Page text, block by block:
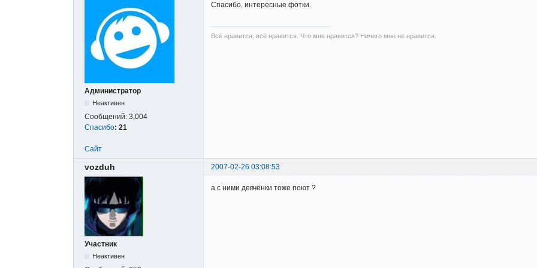
Администратор
Неактивен
Сообщений: 3,004
Спасибо: 21
Спасибо, интересные фотки.
Всё нравится, всё нравится. Что мне нравится? Ничего мне не нравится.
Сайт
vozduh 2007-02-26 03:08:53
Участник
Неактивен
а с ними девчёнки тоже поют ?